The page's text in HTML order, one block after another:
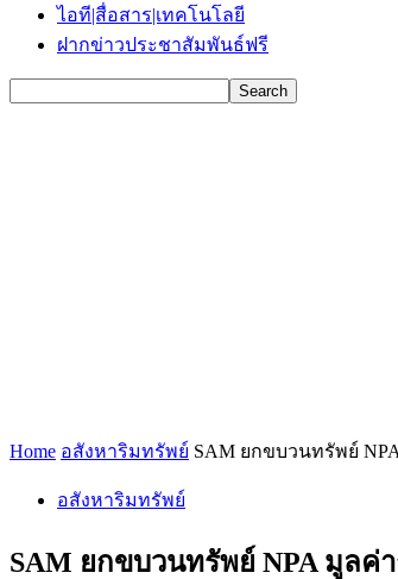
ไอที|สื่อสาร|เทคโนโลยี
ฝากข่าวประชาสัมพันธ์ฟรี
Home อสังหาริมทรัพย์ SAM ยกขบวนทรัพย์
อสังหาริมทรัพย์
SAM ยกขบวนทรัพย์ NPA มูลค่